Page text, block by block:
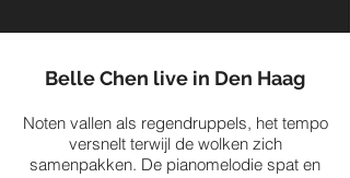
Belle Chen live in Den Haag
Noten vallen als regendruppels, het tempo
versnelt terwijl de wolken zich
samenpakken. De pianomelodie spat en